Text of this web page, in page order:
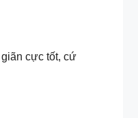
cực tốt, cứ